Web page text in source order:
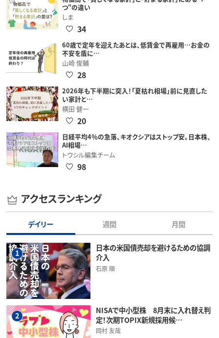
つ"の違い
しま
34
60歳で定年を迎えたあとは、低賃金で再雇用…お金の
不安を盾に…
山崎 俊輔
28
2026年も下半期に突入！「夏枯れ相場」前に見直した
い家計と…
横田 健一
20
日経平均4％の急落、キオクシアはストップ安。日本株、
AI相場…
トウシル編集チーム
98
アクセスランキング
デイリー 週間 月間
1
日本の米国債売却を避けるための協調
介入
石原 順
2
NISAで中小型株 8月末に入れ替え判
定！次期TOPIX新規採用候…
岡村 友哉